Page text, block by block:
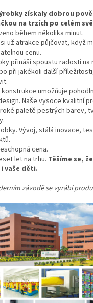
získaly dobrou
na trzích po celém
během několika minut.
už atrakce půjčovat, když
cenu.
přináší spoustu radosti na
při jakékoli další
umožňuje
Naše vysoce kvalitní
paletě pestrých barev,
Vývoj, stálá inovace,
cena.
let na trhu. Těšíme se,
vaše děti.
závodě se vyrábí